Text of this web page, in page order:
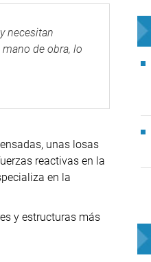
necesitan
de obra, lo
unas losas
reactivas en la
en la
y estructuras más